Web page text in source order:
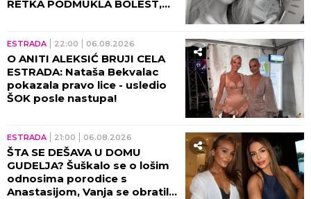
RETKA PODMUKLA BOLEST,
ESTRADA 22:00 06.08.2026
O ANITI ALEKSIĆ BRUJI CELA
ESTRADA: Nataša Bekvalac
pokazala pravo lice - usledio
ŠOK posle nastupa!
ESTRADA 21:00 06.08.2026
ŠTA SE DEŠAVA U DOMU
GUDELJA? Šuškalo se o lošim
odnosima porodice s
Anastasijom, Vanja se obratila